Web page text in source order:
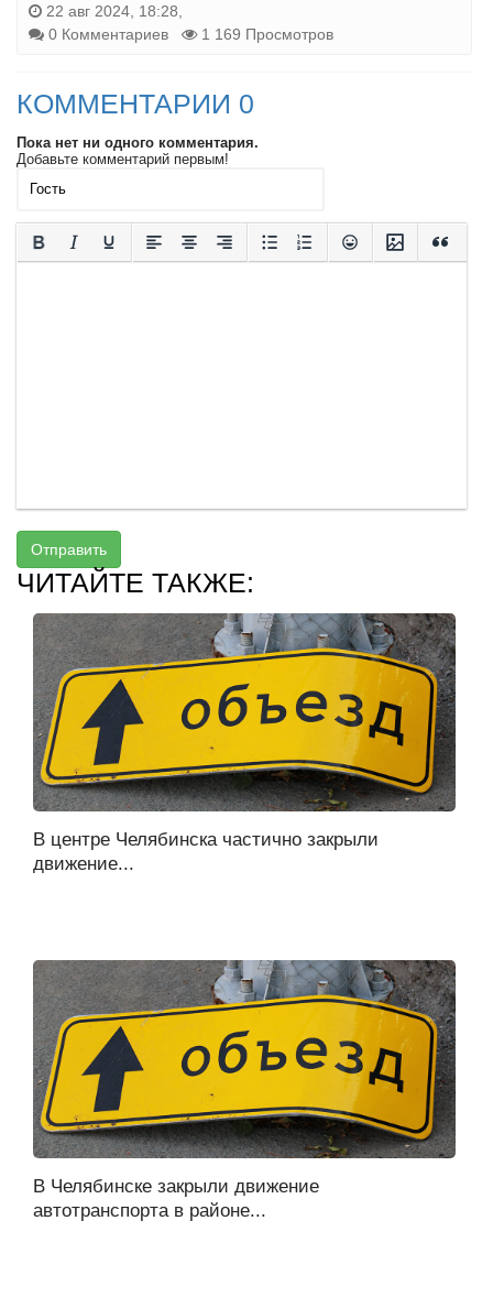
22 авг 2024, 18:28,
0 Комментариев
1 169 Просмотров
КОММЕНТАРИИ 0
Пока нет ни одного комментария.
Добавьте комментарий первым!
Отправить
ЧИТАЙТЕ ТАКЖЕ:
В центре Челябинска частично закрыли
движение...
В Челябинске закрыли движение
автотранспорта в районе...